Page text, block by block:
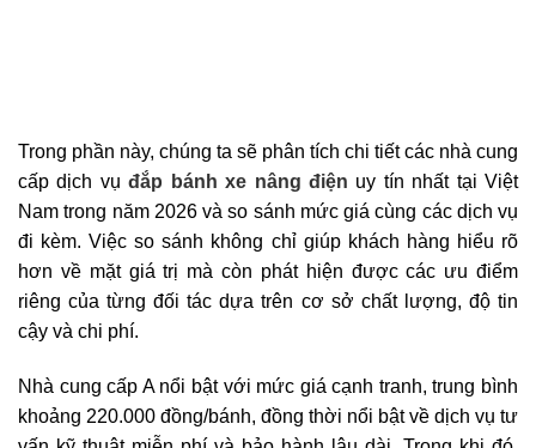
Trong phần này, chúng ta sẽ phân tích chi tiết các nhà cung
cấp dịch vụđắp bánh xe nâng điện uy tín nhất tại Việt
Nam trong năm 2026 và so sánh mức giá cùng các dịch vụ
đi kèm. Việc so sánh không chỉ giúp khách hàng hiểu rõ
hơn về mặt giá trị mà còn phát hiện được các ưu điểm
riêng của từng đối tác dựa trên cơ sở chất lượng, độ tin
cậy và chi phí.
Nhà cung cấp A nổi bật với mức giá cạnh tranh, trung bình
khoảng 220.000 đồng/bánh, đồng thời nổi bật về dịch vụ tư